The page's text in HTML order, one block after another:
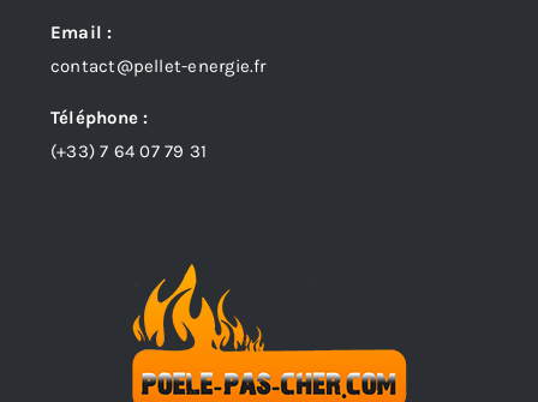
Email :
contact@pellet-energie.fr
Téléphone :
(+33)7 64 07 79 31